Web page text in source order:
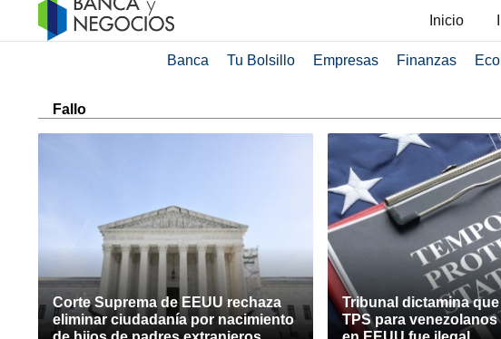
Inicio
Banca Tu Bolsillo Empresas Finanzas
Fallo
Corte Suprema de EEUU rechaza
eliminar ciudadanía por nacimiento
Tribunal dictamina
TPS para